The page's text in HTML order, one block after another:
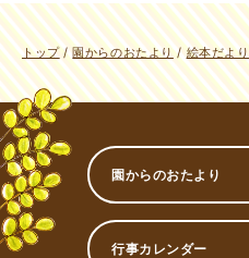
現
在
の
位
置：
トップ/園からのおたより/絵本だより
園からのおたより
行事カレンダー